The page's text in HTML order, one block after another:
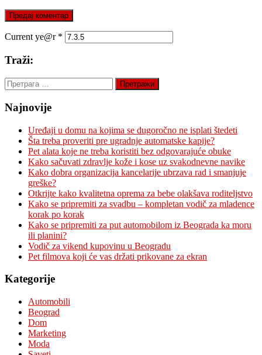
Current ye@r *
Traži:
Претрага
за:
Najnovije
Uređaji u domu na kojima se dugoročno ne isplati štedeti
Šta treba proveriti pre ugradnje automatske kapije?
Pet alata koje ne treba koristiti bez odgovarajuće obuke
Kako sačuvati zdravlje kože i kose uz svakodnevne navike
Kako dobra organizacija kancelarije ubrzava rad i smanjuje
greške?
Otkrijte kako kvalitetna oprema za bebe olakšava roditeljstvo
Kako se pripremiti za svadbu – kompletan vodič za mladence
korak po korak
Kako se pripremiti za put automobilom iz Beograda ka moru
ili planini?
Vodič za vikend kupovinu u Beogradu
Pet filmova koji će vas držati prikovane za ekran
Kategorije
Automobili
Beograd
Dom
Marketing
Moda